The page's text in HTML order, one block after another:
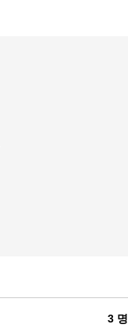
3 명